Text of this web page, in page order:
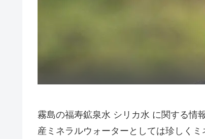
霧島の福寿鉱泉水 シリカ水 に関する情
産ミネラルウォーターとしては珍しく